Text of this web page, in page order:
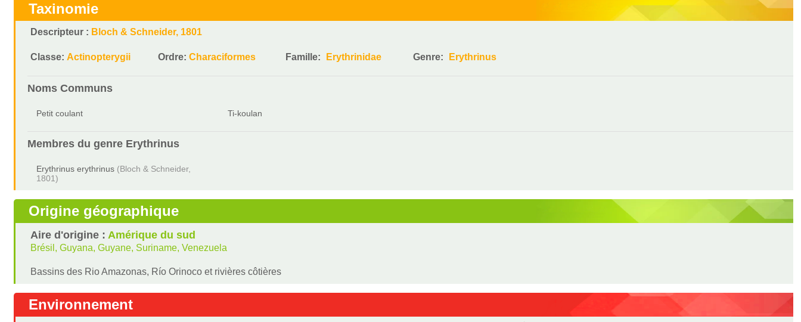
Taxinomie
Descripteur : Bloch & Schneider, 1801
Classe:Actinopterygii Ordre:Characiformes Famille: Erythrinidae Genre: Erythrinus
Noms Communs
Petit coulant Ti-koulan
Membres du genre Erythrinus
Erythrinus erythrinus (Bloch & Schneider,
1801)
Origine géographique
Aire d'origine :Amérique du sud
Brésil, Guyana, Guyane, Suriname, Venezuela
Bassins des Rio Amazonas, Río Orinoco et rivières côtières
Environnement